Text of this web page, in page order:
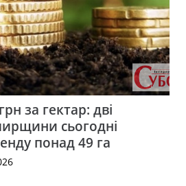
за гектар: дві
сьогодні
понад 49 га